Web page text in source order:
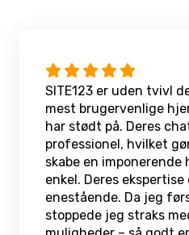
SITE123 er uden tvivl
mest brugervenlige
har stødt på. Deres
professionel, hvilket
skabe en
enkel. Deres
enestående. Da jeg
stoppede jeg straks